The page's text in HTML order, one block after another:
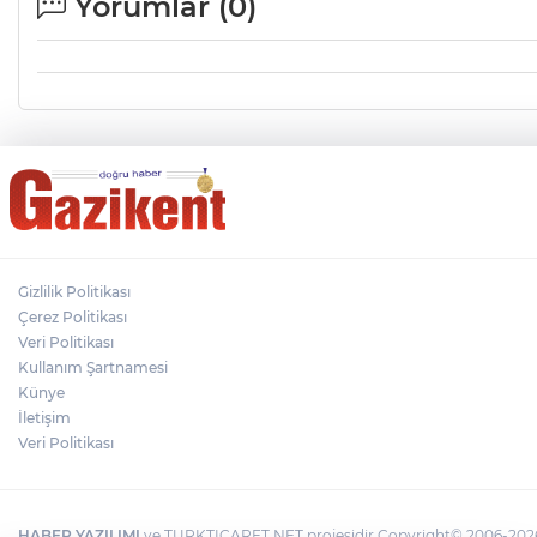
Yorumlar (0)
Gizlilik Politikası
Çerez Politikası
Veri Politikası
Kullanım Şartnamesi
Künye
İletişim
Veri Politikası